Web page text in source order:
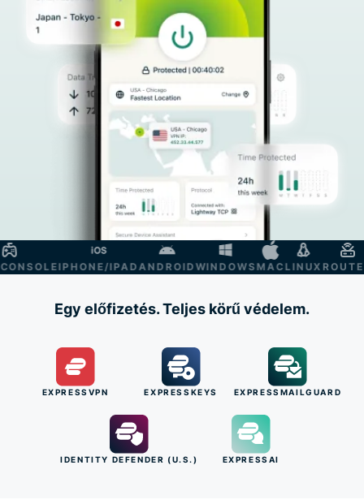
IPHONE/IPADANDROIDWINDOWSMAC LINUX ROUTER
Egy előfizetés. Teljes körű védelem.
EXPRESSVPN EXPRESSKEYS EXPRESSMAILGUARD
IDENTITY DEFENDER (U.S.) EXPRESSAI